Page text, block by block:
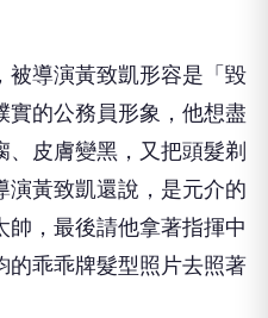
被導演黃致凱形容是「毀
實的公務員形象，他想盡
皮膚變黑，又把頭髮剃
演黃致凱還說，是元介的
，最後請他拿著指揮中
的乖乖牌髮型照片去照著